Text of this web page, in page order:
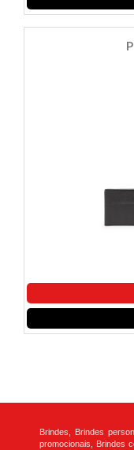
Brindes, Brindes
promocionais, Brindes